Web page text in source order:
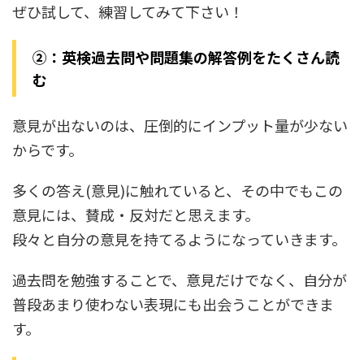
ぜひ試して、練習してみて下さい！
②：英検過去問や問題集の解答例をたくさん読
む
意見が出ないのは、圧倒的にインプット量が少ない
からです。
多くの答え(意見)に触れていると、その中でもこの
意見には、賛成・反対だと思えます。
段々と自分の意見を持てるようになっていきます。
過去問を勉強することで、意見だけでなく、自分が
普段あまり使わない表現にも出会うことができま
す。